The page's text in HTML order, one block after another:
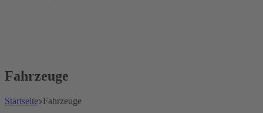
Fahrzeuge
Startseite Fahrzeuge